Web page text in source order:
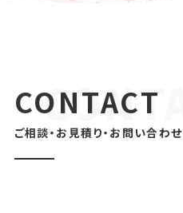
CONTACT
ご相談・お見積り・お問い合わせ